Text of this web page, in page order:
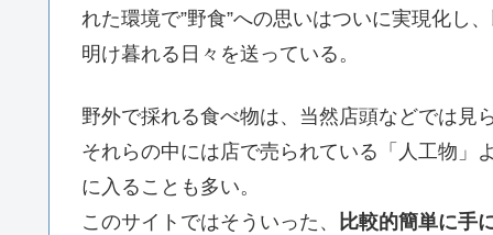
れた環境で”野食”への思いはついに実現化し
明け暮れる日々を送っている。
野外で採れる食べ物は、当然店頭などでは見
それらの中には店で売られている「人工物」
に入ることも多い。
このサイトではそういった、
比較的簡単に手